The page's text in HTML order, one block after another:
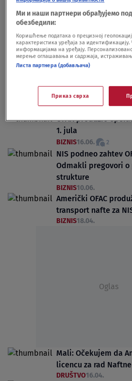
Oglas
OFAK produžio
1. jula
BIZNIS16.06. 2
NIS podneo zahtev
Odmakli pregovori
strukture
BIZNIS10.06.
Američki OFAC
transport nafte za
BIZNIS18.04.
Oglas
Mali: Očekujem da
licencu za rad
DRUŠTVO16.04.
Ми и наши партнери обрађујемо
обезбедили:
Коришћење података о прецизној
карактеристика уређаја за
информацијама на уређају.
мерење оглашавања и садржаја,
Листа партнера (добављача)
Приказ сврха